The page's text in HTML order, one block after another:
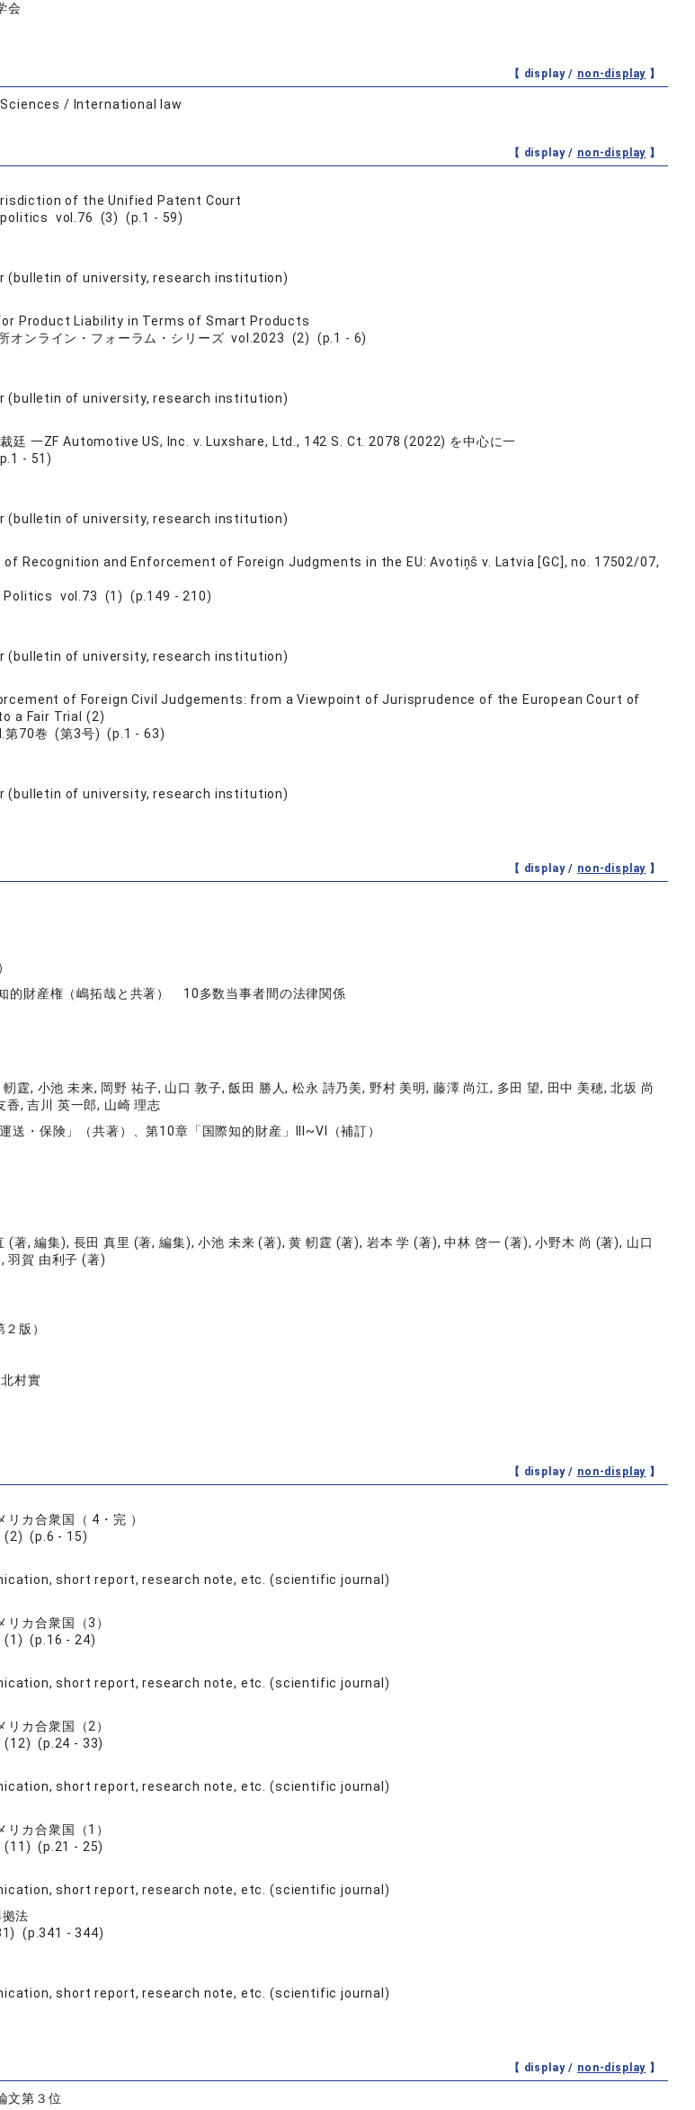
会
【 display / non-display 】
/ International law
【 display / non-display 】
of the Unified Patent Court
politics vol.76 (3) (p.1 - 59)
(bulletin of university, research institution)
Product Liability in Terms of Smart Products
オンライン・フォーラム・シリーズ vol.2023 (2) (p.1 - 6)
(bulletin of university, research institution)
廷 一ZF Automotive US, Inc. v. Luxshare, Ltd., 142 S. Ct. 2078 (2022) を中心に一
- 51)
(bulletin of university, research institution)
Recognition and Enforcement of Foreign Judgments in the EU: Avotiņš v. Latvia [GC], no. 17502/07,
Politics vol.73 (1) (p.149 - 210)
(bulletin of university, research institution)
of Foreign Civil Judgements: from a Viewpoint of Jurisprudence of the European Court of
a Fair Trial (2)
第70巻 (第3号) (p.1 - 63)
(bulletin of university, research institution)
【 display / non-display 】
的財産権（嶋拓哉と共著） 10多数当事者間の法律関係
霆, 小池 未来, 岡野 祐子, 山口 敦子, 飯田 勝人, 松永 詩乃美, 野村 美明, 藤澤 尚江, 多田 望, 田中 美穂, 北坂 尚
香, 吉川 英一郎, 山崎 理志
送・保険」（共著）、第10章「国際知的財産」III~VI（補訂）
(著, 編集), 長田 真里 (著, 編集), 小池 未来 (著), 黄 軔霆 (著), 岩本 学 (著), 中林 啓一 (著), 小野木 尚 (著), 山口
羽賀 由利子 (著)
版）
村實
【 display / non-display 】
カ合衆国（ 4・完 ）
(2) (p.6 - 15)
short report, research note, etc. (scientific journal)
カ合衆国（3）
(1) (p.16 - 24)
short report, research note, etc. (scientific journal)
カ合衆国（2）
(12) (p.24 - 33)
short report, research note, etc. (scientific journal)
カ合衆国（1）
(11) (p.21 - 25)
short report, research note, etc. (scientific journal)
法
(p.341 - 344)
short report, research note, etc. (scientific journal)
【 display / non-display 】
文第３位